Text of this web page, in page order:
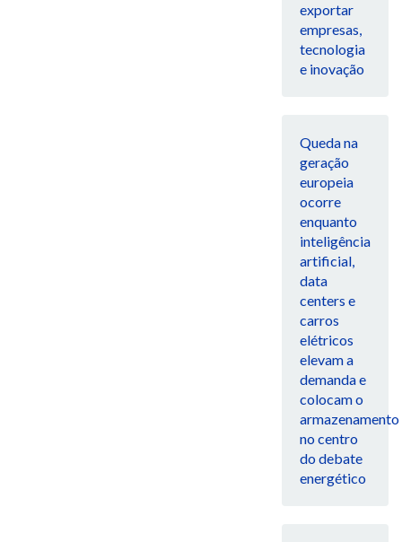
exportar
empresas,
tecnologia
e inovação
Queda na
geração
europeia
ocorre
enquanto
inteligência
artificial,
data
centers e
carros
elétricos
elevam a
demanda e
colocam o
armazenamento
no centro
do debate
energético